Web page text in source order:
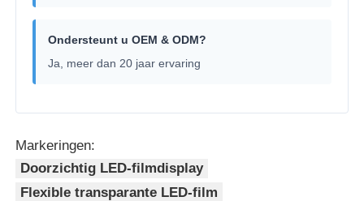
Ondersteunt u OEM & ODM?
Ja, meer dan 20 jaar ervaring
Markeringen:
Doorzichtig LED-filmdisplay
Flexible transparante LED-film